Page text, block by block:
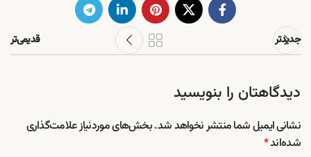
جدیدتر قدیمی‌تر
دیدگاهتان را بنویسید
نشانی ایمیل شما منتشر نخواهد شد.بخش‌های موردنیاز علامت‌گذاری
شده‌اند*